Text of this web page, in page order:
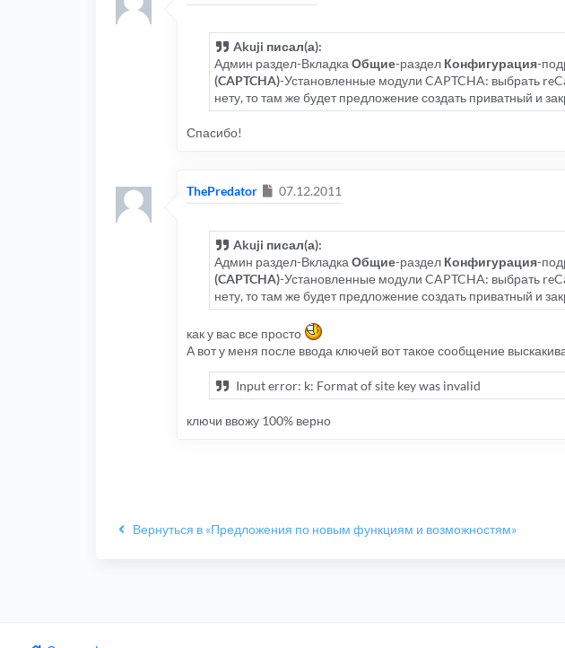
Akuji писал(а):
Админ раздел-Вкладка Общие-раздел Конфигурация-
(CAPTCHA)-Установленные модули CAPTCHA: выбрать
нету, то там же будет предложение создать приватный и
Спасибо!
ThePredator Сообщение
07.12.2011
Akuji писал(а):
Админ раздел-Вкладка Общие-раздел Конфигурация-
(CAPTCHA)-Установленные модули CAPTCHA: выбрать
нету, то там же будет предложение создать приватный и
как у вас все просто
А вот у меня после ввода ключей вот такое сообщение
Input error: k: Format of site key was invalid
ключи ввожу 100% верно
Вернуться в «Предложения по новым функциям и возможностям»